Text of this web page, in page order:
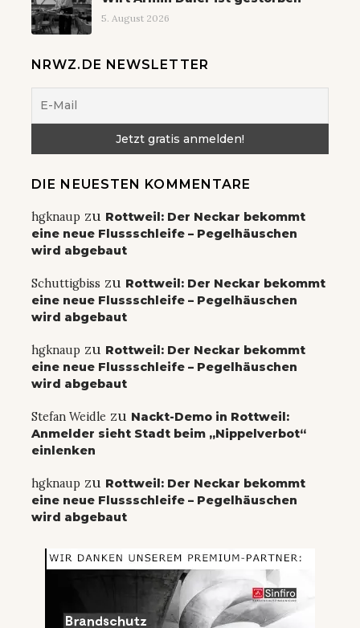
5. August 2026
NRWZ.DE NEWSLETTER
DIE NEUESTEN KOMMENTARE
hgknaup zu Rottweil: Der Neckar bekommt
eine neue Flussschleife – Pegelhäuschen
wird abgebaut
Schuttigbiss zu Rottweil: Der Neckar bekommt
eine neue Flussschleife – Pegelhäuschen
wird abgebaut
hgknaup zu Rottweil: Der Neckar bekommt
eine neue Flussschleife – Pegelhäuschen
wird abgebaut
Stefan Weidle zu Nackt-Demo in Rottweil:
Anmelder sieht Stadt beim „Nippelverbot“
einlenken
hgknaup zu Rottweil: Der Neckar bekommt
eine neue Flussschleife – Pegelhäuschen
wird abgebaut